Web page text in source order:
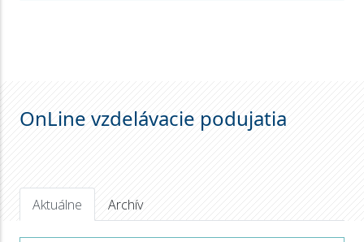
OnLine vzdelávacie podujatia
Aktuálne Archív